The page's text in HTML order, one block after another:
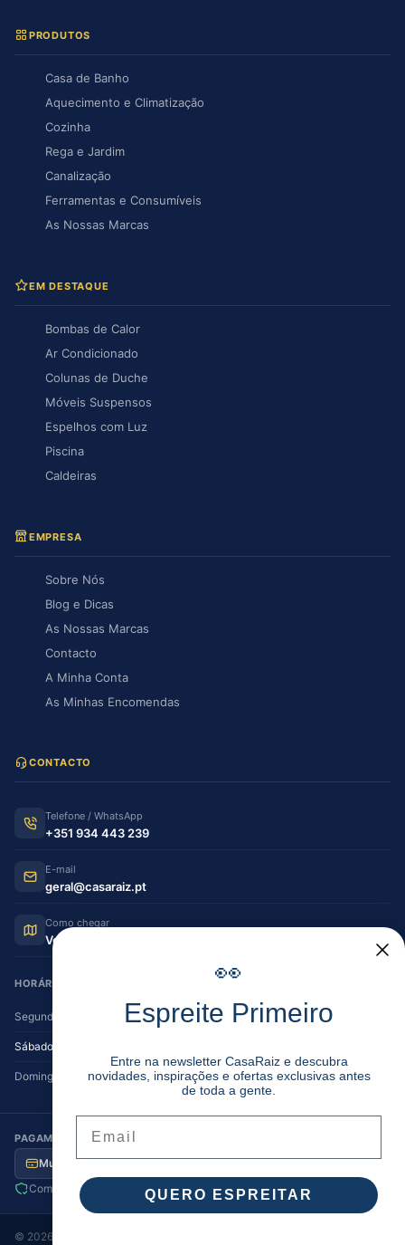
PRODUTOS
Casa de Banho
Aquecimento e Climatização
Cozinha
Rega e Jardim
Canalização
Ferramentas e Consumíveis
As Nossas Marcas
EM DESTAQUE
Bombas de Calor
Ar Condicionado
Colunas de Duche
Móveis Suspensos
Espelhos com Luz
Piscina
Caldeiras
EMPRESA
Sobre Nós
Blog e Dicas
As Nossas Marcas
Contacto
A Minha Conta
As Minhas Encomendas
CONTACTO
Telefone / WhatsApp
+351 934 443 239
E-mail
geral@casaraiz.pt
Como chegar
Ver no Google Maps
HORÁRIO DE FUNCIONAMENTO
Segunda — Sexta 08:30–12:30 | 14:00–19:30
Sábado
Domingo Encerrado
PAGAMENTO SEGURO
Multibanco MB Way Visa / MC
Transferência
Compra segura
Envio para Portugal
© 2026
👀
Espreite Primeiro
Entre na newsletter CasaRaiz e descubra
novidades, inspirações e ofertas exclusivas antes
de toda a gente.
QUERO ESPREITAR